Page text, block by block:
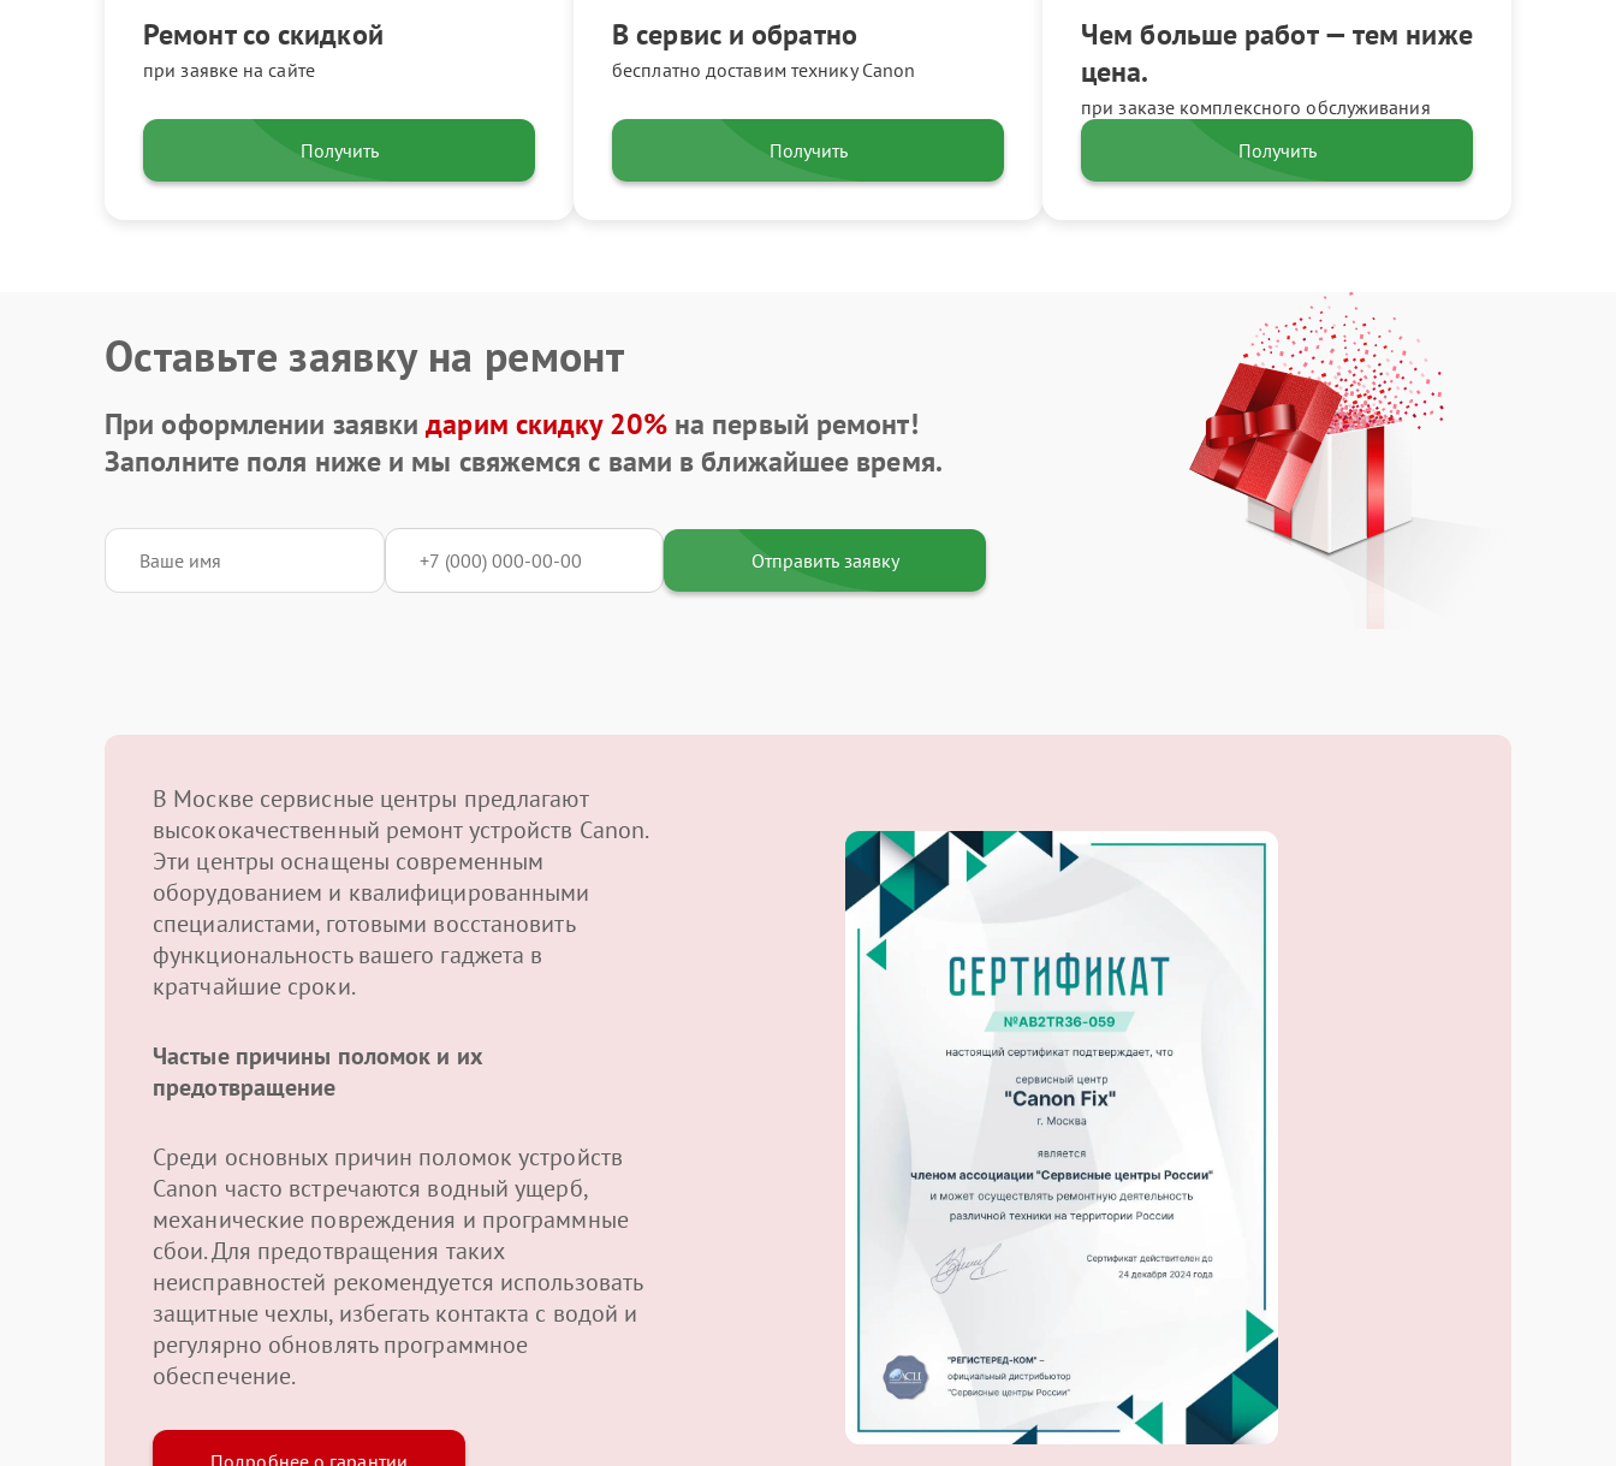
Ремонт со скидкой
при заявке на сайте
Получить
В сервис и обратно
бесплатно доставим технику Canon
Получить
Чем больше работ — тем ниже
цена.
при заказе комплексного обслуживания
Получить
Оставьте заявку на ремонт
При оформлении заявкидарим скидку 20%на первый ремонт!
Заполните поля ниже и мы свяжемся с вами в ближайшее время.
Отправить заявку
В Москве сервисные центры предлагают
высококачественный ремонт устройств Canon.
Эти центры оснащены современным
оборудованием и квалифицированными
специалистами, готовыми восстановить
функциональность вашего гаджета в
кратчайшие сроки.
Частые причины поломок и их
предотвращение
Среди основных причин поломок устройств
Canon часто встречаются водный ущерб,
механические повреждения и программные
сбои. Для предотвращения таких
неисправностей рекомендуется использовать
защитные чехлы, избегать контакта с водой и
регулярно обновлять программное
обеспечение.
Подробнее о гарантии